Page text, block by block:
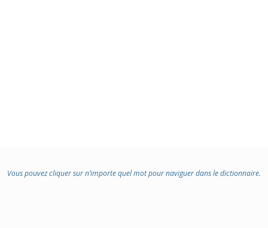
Vous pouvez cliquer sur n’importe quel mot pour naviguer dans le dictionnaire.